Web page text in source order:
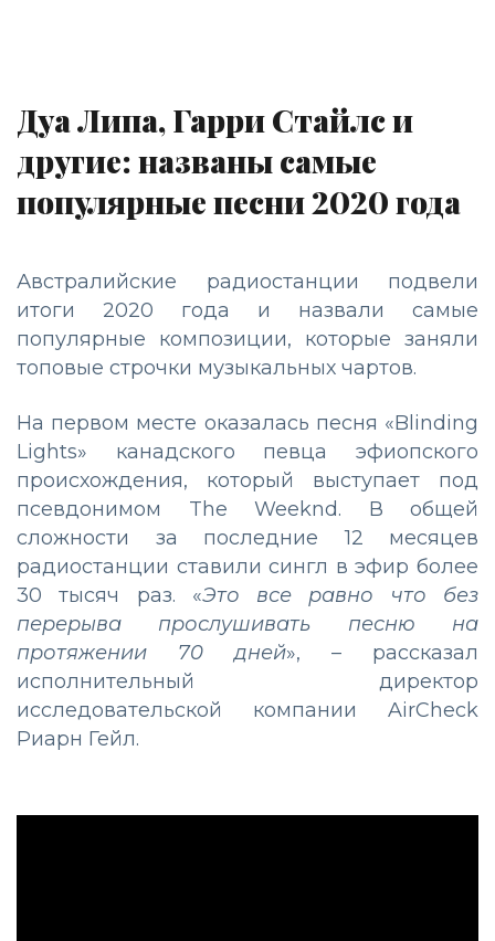
Дуа Липа, Гарри Стайлс и
другие: названы самые
популярные песни 2020 года
Австралийские радиостанции подвели
итоги 2020 года и назвали самые
популярные композиции, которые заняли
топовые строчки музыкальных чартов.
На первом месте оказалась песня «Blinding
Lights» канадского певца эфиопского
происхождения, который выступает под
псевдонимом The Weeknd. В общей
сложности за последние 12 месяцев
радиостанции ставили сингл в эфир более
30 тысяч раз. «Это все равно что без
перерыва прослушивать песню на
протяжении 70 дней», – рассказал
исполнительный директор
исследовательской компании AirCheck
Риарн Гейл.